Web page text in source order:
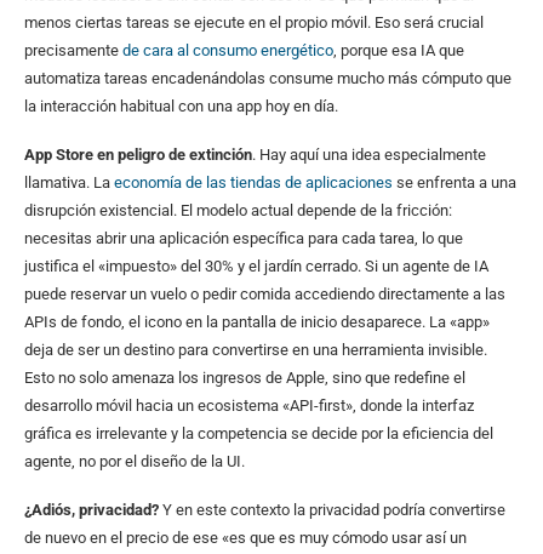
menos ciertas tareas se ejecute en el propio móvil. Eso será crucial
precisamente de cara al consumo energético , porque esa IA que
automatiza tareas encadenándolas consume mucho más cómputo que
la interacción habitual con una app hoy en día.
App Store en peligro de extinción. Hay aquí una idea especialmente
llamativa. La economía de las tiendas de aplicaciones se enfrenta a una
disrupción existencial. El modelo actual depende de la fricción:
necesitas abrir una aplicación específica para cada tarea, lo que
justifica el «impuesto» del 30% y el jardín cerrado. Si un agente de IA
puede reservar un vuelo o pedir comida accediendo directamente a las
APIs de fondo, el icono en la pantalla de inicio desaparece. La «app»
deja de ser un destino para convertirse en una herramienta invisible.
Esto no solo amenaza los ingresos de Apple, sino que redefine el
desarrollo móvil hacia un ecosistema «API-first», donde la interfaz
gráfica es irrelevante y la competencia se decide por la eficiencia del
agente, no por el diseño de la UI.
¿Adiós, privacidad? Y en este contexto la privacidad podría convertirse
de nuevo en el precio de ese «es que es muy cómodo usar así un